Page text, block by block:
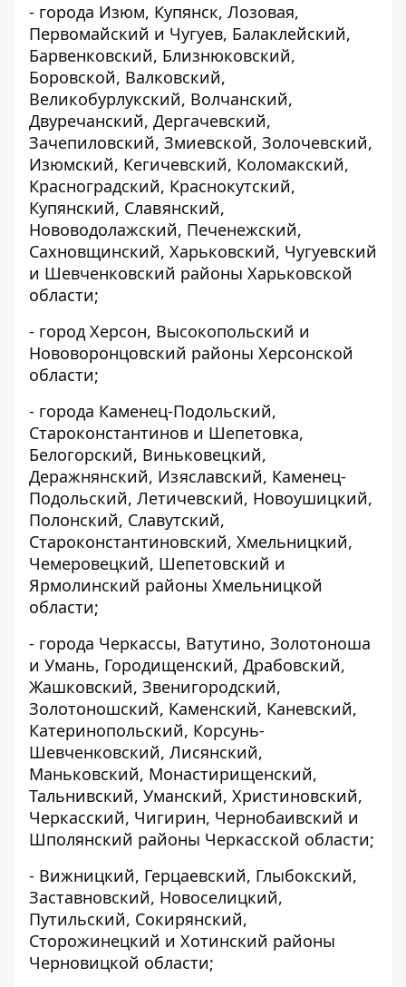
- города Изюм, Купянск, Лозовая,
Первомайский и Чугуев, Балаклейский,
Барвенковский, Близнюковский,
Боровской, Валковский,
Великобурлукский, Волчанский,
Двуречанский, Дергачевский,
Зачепиловский, Змиевской, Золочевский,
Изюмский, Кегичевский, Коломакский,
Красноградский, Краснокутский,
Купянский, Славянский,
Нововодолажский, Печенежский,
Сахновщинский, Харьковский, Чугуевский
и Шевченковский районы Харьковской
области;
- город Херсон, Высокопольский и
Нововоронцовский районы Херсонской
области;
- города Каменец-Подольский,
Староконстантинов и Шепетовка,
Белогорский, Виньковецкий,
Деражнянский, Изяславский, Каменец-
Подольский, Летичевский, Новоушицкий,
Полонский, Славутский,
Староконстантиновский, Хмельницкий,
Чемеровецкий, Шепетовский и
Ярмолинский районы Хмельницкой
области;
- города Черкассы, Ватутино, Золотоноша
и Умань, Городищенский, Драбовский,
Жашковский, Звенигородский,
Золотоношский, Каменский, Каневский,
Катеринопольский, Корсунь-
Шевченковский, Лисянский,
Маньковский, Монастирищенский,
Тальнивский, Уманский, Христиновский,
Черкасский, Чигирин, Чернобаивский и
Шполянский районы Черкасской области;
- Вижницкий, Герцаевский, Глыбокский,
Заставновский, Новоселицкий,
Путильский, Сокирянский,
Сторожинецкий и Хотинский районы
Черновицкой области;